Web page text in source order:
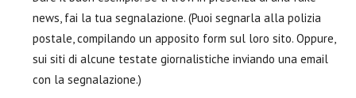
news, fai la tua segnalazione. (Puoi segnarla alla polizia
postale, compilando un apposito form sul loro sito. Oppure,
sui siti di alcune testate giornalistiche inviando una email
con la segnalazione.)